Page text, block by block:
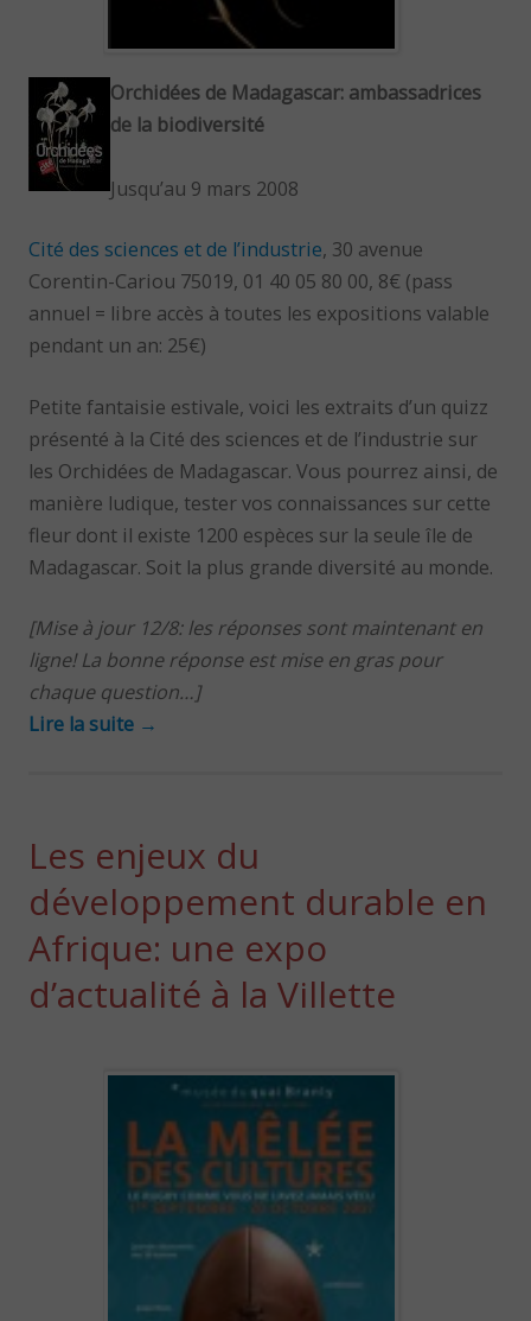
Orchidées de Madagascar: ambassadrices
de la biodiversité
Jusqu’au 9 mars 2008
Cité des sciences et de l’industrie, 30 avenue
Corentin-Cariou 75019, 01 40 05 80 00, 8€ (pass
annuel = libre accès à toutes les expositions valable
pendant un an: 25€)
Petite fantaisie estivale, voici les extraits d’un quizz
présenté à la Cité des sciences et de l’industrie sur
les Orchidées de Madagascar. Vous pourrez ainsi, de
manière ludique, tester vos connaissances sur cette
fleur dont il existe 1200 espèces sur la seule île de
Madagascar. Soit la plus grande diversité au monde.
[Mise à jour 12/8: les réponses sont maintenant en
ligne! La bonne réponse est mise en gras pour
chaque question…]
Lire la suite →
Les enjeux du
développement durable en
Afrique: une expo
d’actualité à la Villette